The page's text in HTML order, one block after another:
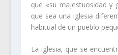
que «su majestuosidad y
que sea una iglesia
habitual de un pueblo
La iglesia, que se